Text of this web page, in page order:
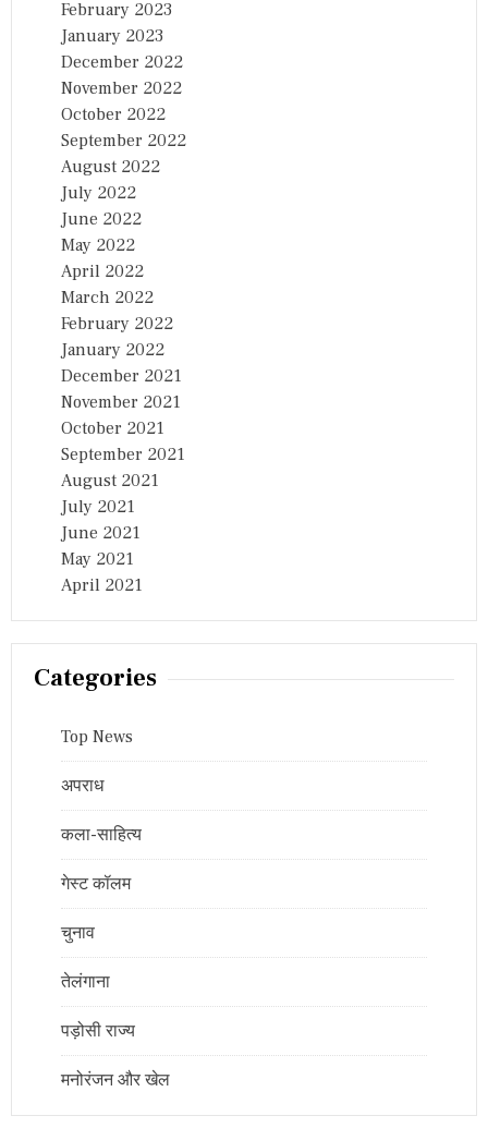
February 2023
January 2023
December 2022
November 2022
October 2022
September 2022
August 2022
July 2022
June 2022
May 2022
April 2022
March 2022
February 2022
January 2022
December 2021
November 2021
October 2021
September 2021
August 2021
July 2021
June 2021
May 2021
April 2021
Categories
Top News
अपराध
कला-साहित्य
गेस्ट कॉलम
चुनाव
तेलंगाना
पड़ोसी राज्य
मनोरंजन और खेल